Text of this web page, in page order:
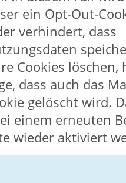
Die geforderte
elektronisch auf
ersetzt werden.
eingehende
entwickelt dabei
wie die
Einfache
sowie
alle
bei denen keine